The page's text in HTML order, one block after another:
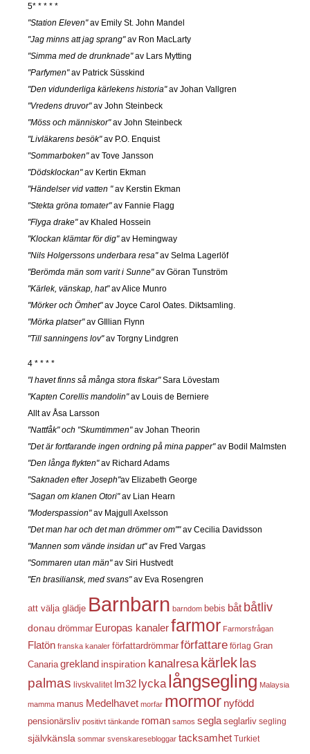
5* * * * *
"Station Eleven"av Emily St. John Mandel
"Jag minns att jag sprang"av Ron MacLarty
"Simma med de drunknade"av Lars Mytting
"Parfymen"av Patrick Süsskind
"Den vidunderliga kärlekens historia"av Johan Vallgren
"Vredens druvor"av John Steinbeck
"Möss och människor"av John Steinbeck
"Livläkarens besök"av P.O. Enquist
"Sommarboken"av Tove Jansson
"Dödsklockan"av Kertin Ekman
"Händelser vid vatten "av Kerstin Ekman
"Stekta gröna tomater"av Fannie Flagg
"Flyga drake"av Khaled Hossein
"Klockan klämtar för dig"av Hemingway
"Nils Holgerssons underbara resa"av Selma Lagerlöf
"Berömda män som varit i Sunne"av Göran Tunström
"Kärlek, vänskap, hat"av Alice Munro
"Mörker och Ömhet"av Joyce Carol Oates. Diktsamling.
"Mörka platser"av GIllian Flynn
"Till sanningens lov"av Torgny Lindgren
4 * * * *
"I havet finns så många stora fiskar"Sara Lövestam
"Kapten Corellis mandolin"av Louis de Berniere
Allt av Åsa Larsson
"Nattfåk" och "Skumtimmen"av Johan Theorin
"Det är fortfarande ingen ordning på mina papper"av Bodil Malmsten
"Den långa flykten"av Richard Adams
"Saknaden efter Joseph"av Elizabeth George
"Sagan om klanen Otori"av Lian Hearn
"Moderspassion"av Majgull Axelsson
"Det man har och det man drömmer om""av Cecilia Davidsson
"Mannen som vände insidan ut"av Fred Vargas
"Sommaren utan män"av Siri Hustvedt
"En brasiliansk, med svans"av Eva Rosengren
att välja glädje Barnbarn barndom bebis båt båtliv
donau drömmar Europas kanalerfarmor Farmorsfrågan
Flatön franska kanaler författardrömmar författare förlag Gran
Canaria grekland inspiration kanalresa kärleklas
palmas livskvalitet lm32 lycka långsegling Malaysia
mamma manus Medelhavet morfar mormor nyfödd
pensionärsliv positivt tänkande roman samos segla seglarliv segling
självkänsla sommar svenskaresebloggar tacksamhet Turkiet